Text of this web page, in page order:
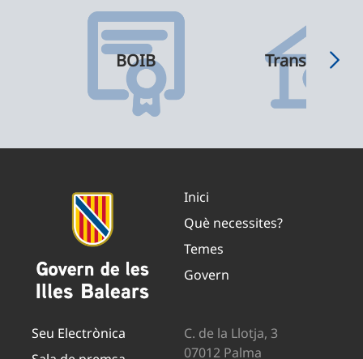
BOIB
Inici
Què necessites?
Temes
Govern
Seu Electrònica
C. de la Llotja, 3
07012 Palma